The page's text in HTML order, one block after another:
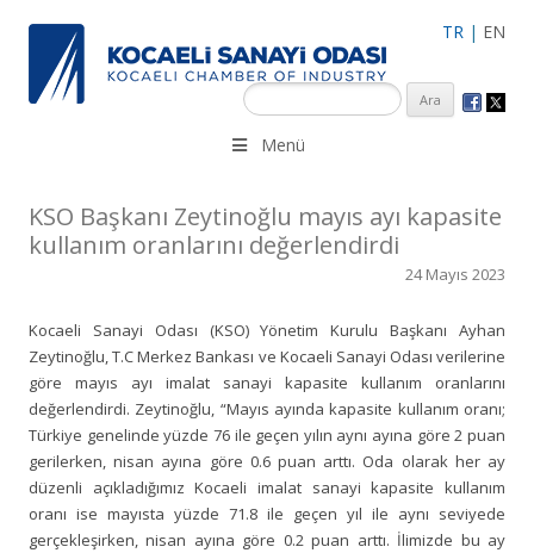
TR | EN
KSO 3500’ü aşkın sanayi kuruluşuna uzman çalışanları ile İzmit
Merkez, Çayırova, Dilovası, Gebze ve İMES OSB’deki ofisleri ile
Menü
KSO Başkanı Zeytinoğlu mayıs ayı kapasite
kullanım oranlarını değerlendirdi
24 Mayıs 2023
Kocaeli Sanayi Odası (KSO) Yönetim Kurulu Başkanı Ayhan
Zeytinoğlu, T.C Merkez Bankası ve Kocaeli Sanayi Odası verilerine
göre mayıs ayı imalat sanayi kapasite kullanım oranlarını
değerlendirdi. Zeytinoğlu, “Mayıs ayında kapasite kullanım oranı;
Türkiye genelinde yüzde 76 ile geçen yılın aynı ayına göre 2 puan
gerilerken, nisan ayına göre 0.6 puan arttı. Oda olarak her ay
düzenli açıkladığımız Kocaeli imalat sanayi kapasite kullanım
oranı ise mayısta yüzde 71.8 ile geçen yıl ile aynı seviyede
gerçekleşirken, nisan ayına göre 0.2 puan arttı. İlimizde bu ay